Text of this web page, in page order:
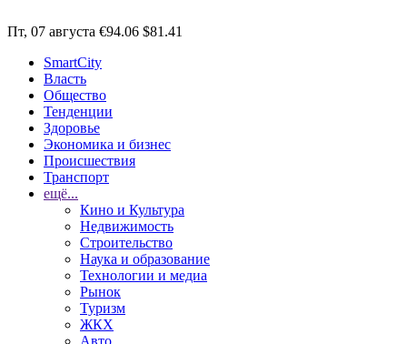
Пт, 07 августа €94.06 $81.41
SmartCity
Власть
Общество
Тенденции
Здоровье
Экономика и бизнес
Происшествия
Транспорт
ещё...
Кино и Культура
Недвижимость
Строительство
Наука и образование
Технологии и медиа
Рынок
Туризм
ЖКХ
Авто